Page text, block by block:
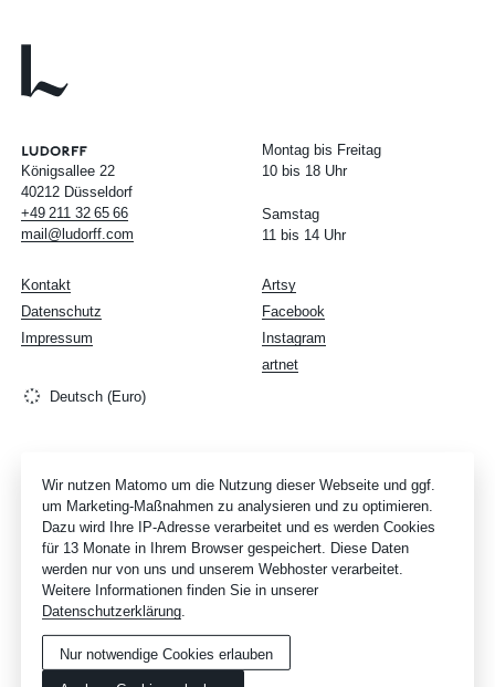
Königsallee 22
40212 Düsseldorf
+49 211 32 65 66
mail@ludorff.com
Montag bis Freitag
10 bis 18 Uhr
Samstag
11 bis 14 Uhr
Artsy
Facebook
Instagram
artnet
Kontakt
Datenschutz
Impressum
Deutsch (Euro)
Wir nutzen Matomo um die Nutzung dieser Webseite und ggf.
um Marketing-Maßnahmen zu analysieren und zu optimieren.
Dazu wird Ihre IP-Adresse verarbeitet und es werden Cookies
für 13 Monate in Ihrem Browser gespeichert. Diese Daten
werden nur von uns und unserem Webhoster verarbeitet.
Weitere Informationen finden Sie in unserer
Datenschutzerklärung
Nur notwendige Cookies erlauben